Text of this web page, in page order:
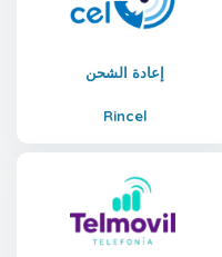
إعادة الشحن
Rincel